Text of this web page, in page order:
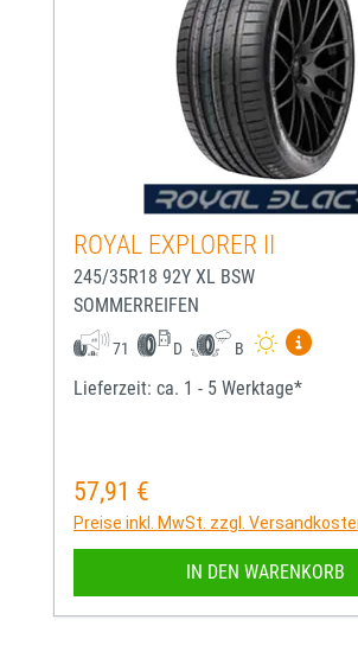
ROYAL EXPLORER II
245/35R18 92Y XL BSW
SOMMERREIFEN
71 D B
Mehr
Lieferzeit: ca. 1 - 5 Werktage*
Regulärer Preis:
57,91 €
Preise inkl. MwSt. zzgl.
IN DEN WARENKORB